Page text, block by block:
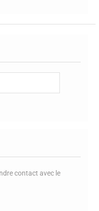
options
choisies
sur
contact avec le